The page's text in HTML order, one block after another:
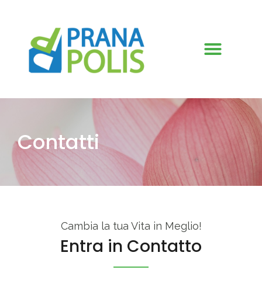
Contatti
Cambia la tua Vita in Meglio!
Entra in Contatto